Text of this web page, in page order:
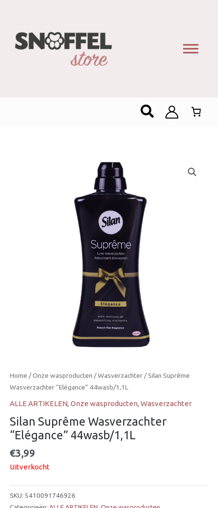
Zoeken
Home /Onze wasproducten /Wasverzachter / Silan Suprême
Wasverzachter “Elégance” 44wasb/1,1L
ALLE ARTIKELEN, Onze wasproducten, Wasverzachter
Silan Suprême Wasverzachter
“Elégance” 44wasb/1,1L
€3,99
Uitverkocht
SKU: 5410091746926